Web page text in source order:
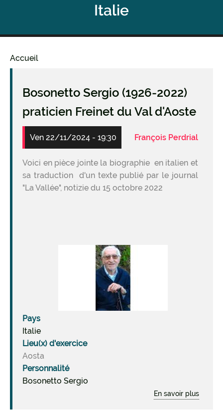
Italie
Fil
d'Ariane
Accueil
Bosonetto Sergio (1926-2022)
praticien Freinet du Val d'Aoste
Ven 22/11/2024 - 19:30 François Perdrial
Voici en pièce jointe la biographie en italien et
sa traduction d'un texte publié par le journal
"La Vallée", notizie du 15 octobre 2022
Pays
Italie
Lieu(x) d'exercice
Aosta
Personnalité
Bosonetto Sergio
En savoir plus